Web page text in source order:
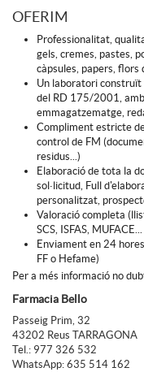
OFERIM
Professionalitat,
gels, cremes, pastes,
càpsules, papers, flors
Un laboratori construït
del RD 175/2001,
emmagatzematge,
Compliment estricte
control de FM
residus...)
Elaboració de tota la
sol·licitud, Full
personalitzat,
Valoració completa
SCS, ISFAS, MUFACE...
Enviament en 24
FF o Hefame)
Per a més informació no
Farmacia Bello
Passeig Prim, 32
43202 Reus TARRAGONA
Tel.: 977 326 532
WhatsApp: 635 514 162